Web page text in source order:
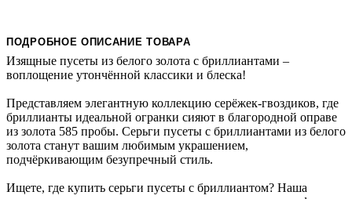
ПОДРОБНОЕ ОПИСАНИЕ ТОВАРА
Изящные пусеты из белого золота с бриллиантами –
воплощение утончённой классики и блеска!
Представляем элегантную коллекцию серёжек-гвоздиков, где
бриллианты идеальной огранки сияют в благородной оправе
из золота 585 пробы. Серьги пусеты с бриллиантами из белого
золота станут вашим любимым украшением,
подчёркивающим безупречный стиль.
Ищете, где купить серьги пусеты с бриллиантом? Наша